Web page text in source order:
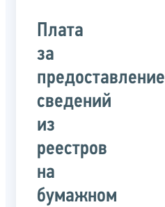
Плата
за
предоставление
сведений
из
реестров
на
бумажном